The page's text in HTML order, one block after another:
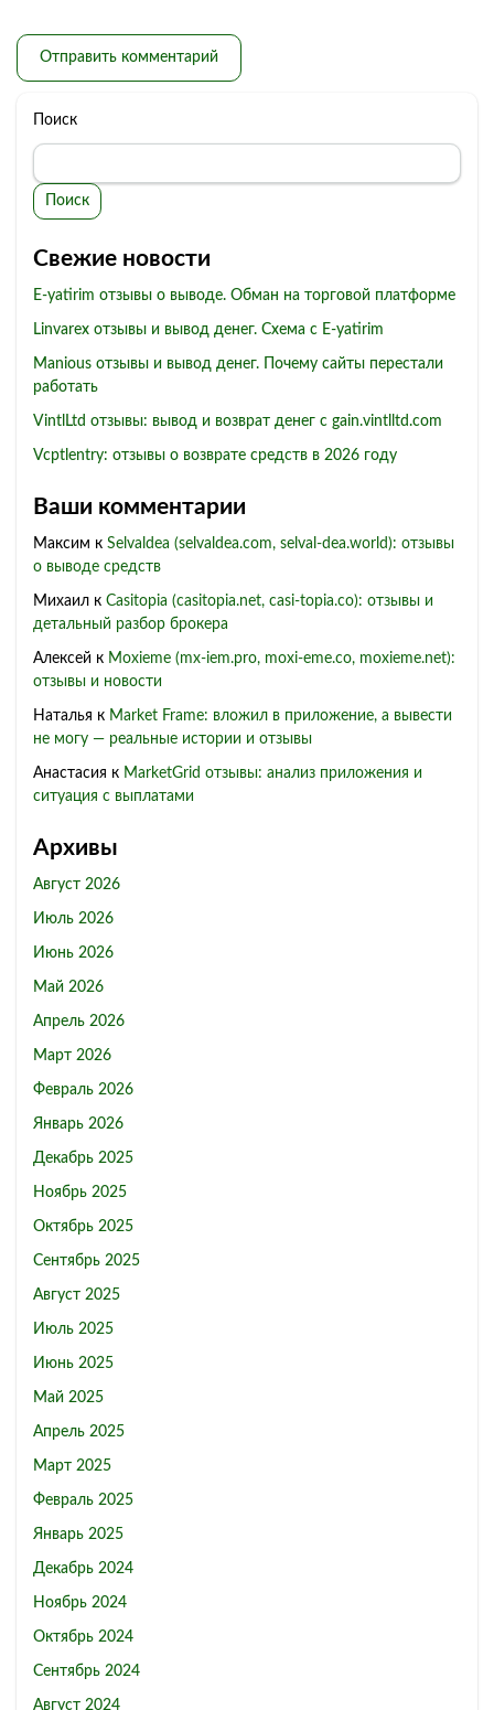
Поиск
Поиск
Свежие новости
E-yatirim отзывы о выводе. Обман на торговой платформе
Linvarex отзывы и вывод денег. Схема с E-yatirim
Manious отзывы и вывод денег. Почему сайты перестали
работать
VintlLtd отзывы: вывод и возврат денег с gain.vintlltd.com
Vcptlentry: отзывы о возврате средств в 2026 году
Ваши комментарии
Максим к Selvaldea (selvaldea.com, selval-dea.world): отзывы
о выводе средств
Михаил к Casitopia (casitopia.net, casi-topia.co): отзывы и
детальный разбор брокера
Алексей к Moxieme (mx-iem.pro, moxi-eme.co, moxieme.net):
отзывы и новости
Наталья к Market Frame: вложил в приложение, а вывести
не могу — реальные истории и отзывы
Анастасия к MarketGrid отзывы: анализ приложения и
ситуация с выплатами
Архивы
Август 2026
Июль 2026
Июнь 2026
Май 2026
Апрель 2026
Март 2026
Февраль 2026
Январь 2026
Декабрь 2025
Ноябрь 2025
Октябрь 2025
Сентябрь 2025
Август 2025
Июль 2025
Июнь 2025
Май 2025
Апрель 2025
Март 2025
Февраль 2025
Январь 2025
Декабрь 2024
Ноябрь 2024
Октябрь 2024
Сентябрь 2024
Август 2024